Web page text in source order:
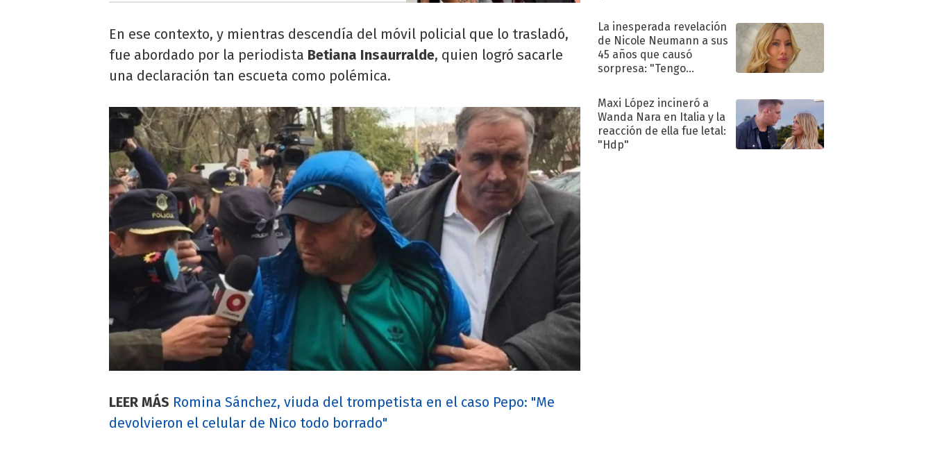
En ese contexto, y mientras descendía del móvil policial que lo trasladó,
fue abordado por la periodista Betiana Insaurralde, quien logró sacarle
una declaración tan escueta como polémica.
LEER MÁS Romina Sánchez, viuda del trompetista en el caso Pepo: "Me
devolvieron el celular de Nico todo borrado"
La inesperada revelación
de Nicole Neumann a sus
45 años que causó
sorpresa: "Tengo
Maxi López incineró a
Wanda Nara en Italia y la
reacción de ella fue letal:
"Hdp"